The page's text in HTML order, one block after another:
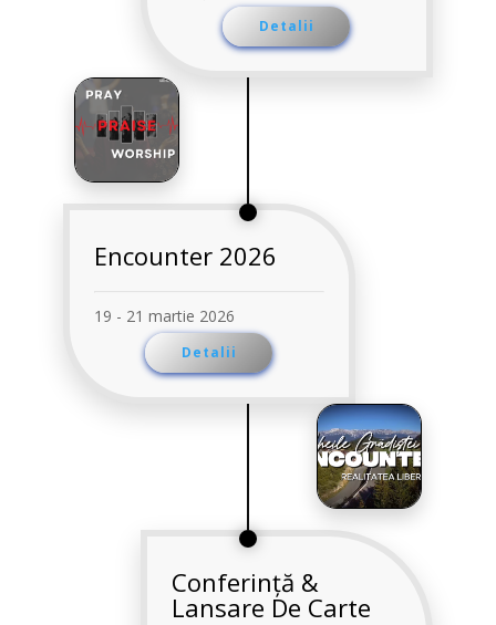
Detalii
Encounter 2026
19 - 21 martie 2026
Detalii
Conferință &
Lansare De Carte